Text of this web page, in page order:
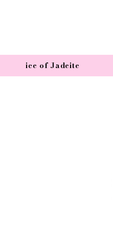
ice of Jadeite